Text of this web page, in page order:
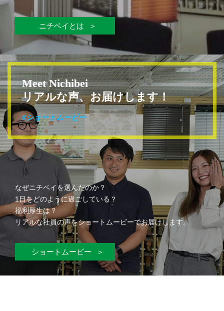
ニチベイとは
Meet Nichibei
リアルな声、お届けします！
#ショートムービー
なぜニチベイを選んだのか？
1日をどのように過ごしている？
福利厚生は？
リアルな社員の声をショートムービーでお届けします。
ショートムービー